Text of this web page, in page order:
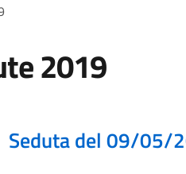
2019
Seduta del 09/05/